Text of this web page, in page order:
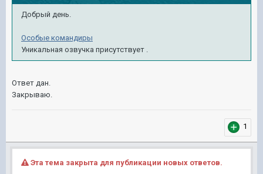
Добрый день.
Особые командиры
Уникальная озвучка присутствует .
Ответ дан.
Закрываю.
1
Эта тема закрыта для публикации новых ответов.